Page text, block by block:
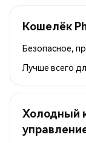
Кошелёк
Безопасное,
Лучше всего
Холодный